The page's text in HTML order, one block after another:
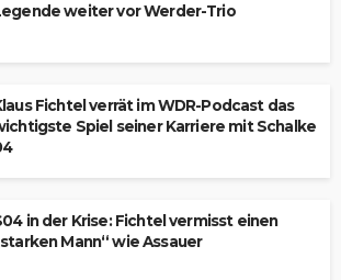
weiter vor Werder-Trio
Fichtel verrät im WDR-Podcast das
Spiel seiner Karriere mit Schalke
in der Krise: Fichtel vermisst einen
Mann“ wie Assauer